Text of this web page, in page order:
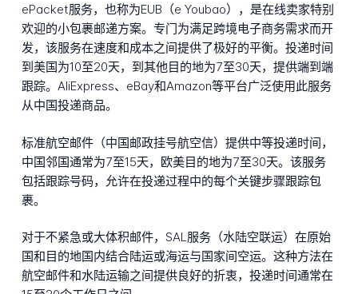
ePacket服务，也称为EUB（e Youbao），是在线卖家特别
欢迎的小包裹邮递方案。专门为满足跨境电子商务需求而开
发，该服务在速度和成本之间提供了极好的平衡。投递时间
到美国为10至20天，到其他目的地为7至30天，提供端到端
跟踪。AliExpress、eBay和Amazon等平台广泛使用此服务
从中国投递商品。
标准航空邮件（中国邮政挂号航空信）提供中等投递时间，
中国邻国通常为7至15天，欧美目的地为7至30天。该服务
包括跟踪号码，允许在投递过程中的每个关键步骤跟踪包
裹。
对于不紧急或大体积邮件，SAL服务（水陆空联运）在原始
国和目的地国内结合陆运或海运与国家间空运。这种方法在
航空邮件和水陆运输之间提供良好的折衷，投递时间通常在